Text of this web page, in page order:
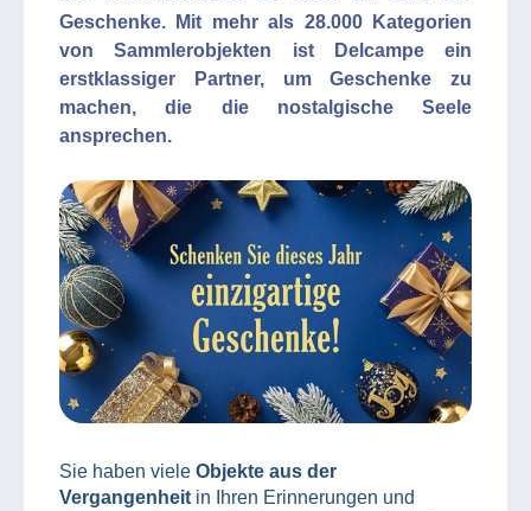
Geschenke. Mit mehr als 28.000 Kategorien
von Sammlerobjekten ist Delcampe ein
erstklassiger Partner, um Geschenke zu
machen, die die nostalgische Seele
ansprechen.
Sie haben viele Objekte aus der
Vergangenheit in Ihren Erinnerungen und